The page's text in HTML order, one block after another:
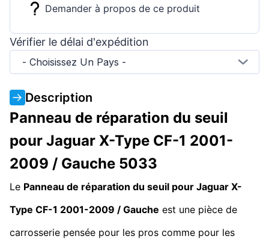
Demander à propos de ce produit
Vérifier le délai d'expédition
- Choisissez Un Pays -
Description
Panneau de réparation du seuil
pour Jaguar X-Type CF-1 2001-
2009 / Gauche 5033
Le Panneau de réparation du seuil pour Jaguar X-
Type CF-1 2001-2009 / Gauche est une pièce de
carrosserie pensée pour les pros comme pour les